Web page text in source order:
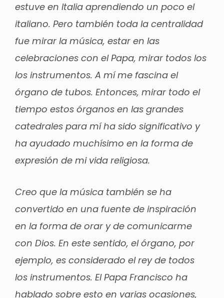
estuve en Italia aprendiendo un poco el
italiano. Pero también toda la centralidad
fue mirar la música, estar en las
celebraciones con el Papa, mirar todos los
los instrumentos. A mí me fascina el
órgano de tubos. Entonces, mirar todo el
tiempo estos órganos en las grandes
catedrales para mí ha sido significativo y
ha ayudado muchísimo en la forma de
expresión de mi vida religiosa.
Creo que la música también se ha
convertido en una fuente de inspiración
en la forma de orar y de comunicarme
con Dios. En este sentido, el órgano, por
ejemplo, es considerado el rey de todos
los instrumentos. El Papa Francisco ha
hablado sobre esto en varias ocasiones,